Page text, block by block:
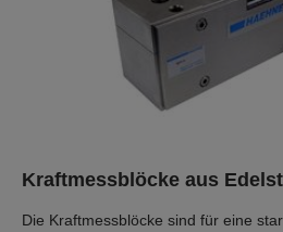
Kraftmessblöcke aus
Die Kraftmessblöcke sind für eine